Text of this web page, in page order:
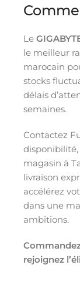
Le
le meilleur
marocain
stocks
délais
semaines.
Contactez
magasin à
livraison
accélérez
dans une
ambitions.
rejoignez